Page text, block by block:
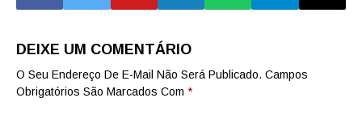
ESCALADA
EXÉRCITO
DEIXE UM COMENTÁRIO
O Seu Endereço De E-Mail Não Será Publicado. Campos
Obrigatórios São Marcados Com *